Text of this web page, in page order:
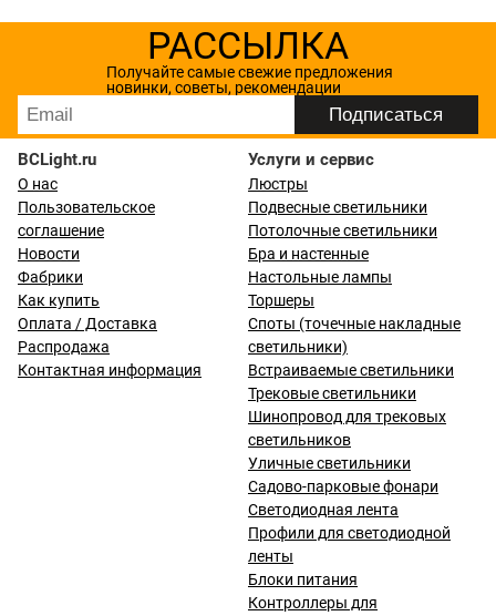
РАССЫЛКА
Получайте самые свежие предложения
новинки, советы, рекомендации
BCLight.ru
О нас
Пользовательское
соглашение
Новости
Фабрики
Как купить
Оплата / Доставка
Распродажа
Контактная информация
Услуги и сервис
Люстры
Подвесные светильники
Потолочные светильники
Бра и настенные
Настольные лампы
Торшеры
Споты (точечные накладные
светильники)
Встраиваемые светильники
Трековые светильники
Шинопровод для трековых
светильников
Уличные светильники
Садово-парковые фонари
Светодиодная лента
Профили для светодиодной
ленты
Блоки питания
Контроллеры для